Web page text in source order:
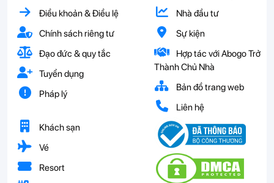
Điều khoản & Điều lệ
Chính sách riêng tư
Đạo đức & quy tắc
Tuyển dụng
Pháp lý
Nhà đầu tư
Sự kiện
Hợp tác với Abogo Trở
Thành Chủ Nhà
Bản đồ trang web
Liên hệ
Khách sạn
Vé
Resort